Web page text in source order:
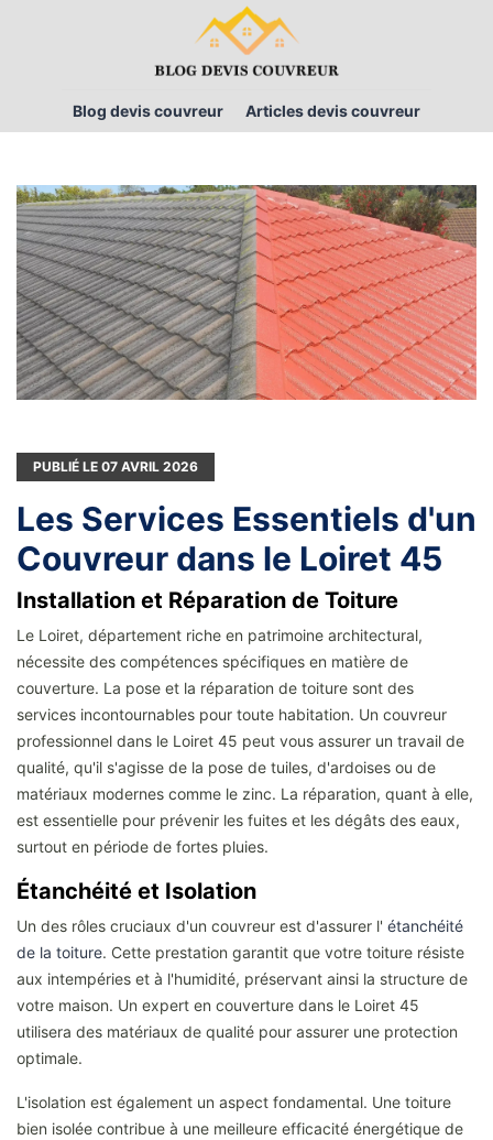
Blog devis couvreur Articles devis couvreur
PUBLIÉ LE 07 AVRIL 2026
Les Services Essentiels d'un
Couvreur dans le Loiret 45
Installation et Réparation de Toiture
Le Loiret, département riche en patrimoine architectural,
nécessite des compétences spécifiques en matière de
couverture. La pose et la réparation de toiture sont des
services incontournables pour toute habitation. Un couvreur
professionnel dans le Loiret 45 peut vous assurer un travail de
qualité, qu'il s'agisse de la pose de tuiles, d'ardoises ou de
matériaux modernes comme le zinc. La réparation, quant à elle,
est essentielle pour prévenir les fuites et les dégâts des eaux,
surtout en période de fortes pluies.
Étanchéité et Isolation
Un des rôles cruciaux d'un couvreur est d'assurer l' étanchéité
de la toiture. Cette prestation garantit que votre toiture résiste
aux intempéries et à l'humidité, préservant ainsi la structure de
votre maison. Un expert en couverture dans le Loiret 45
utilisera des matériaux de qualité pour assurer une protection
optimale.
L'isolation est également un aspect fondamental. Une toiture
bien isolée contribue à une meilleure efficacité énergétique de